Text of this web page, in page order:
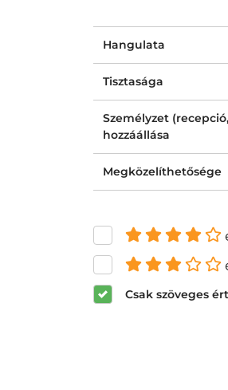
Hangulata
Tisztasága
Személyzet
hozzáállása
Megközelíthetősége
Csak szöveges